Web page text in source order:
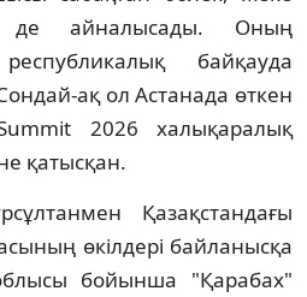
де айналысады. Оның
байқауда
ақ ол Астанада өткен
2026 халықаралық
қатысқан.
Қазақстандағы
өкілдері байланысқа
бойынша "Қарабах"